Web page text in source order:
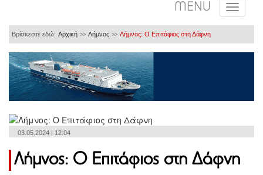
MENU
Βρίσκεστε εδώ: Αρχική >> Λήμνος >> Λήμνος: Ο Επιτάφιος στη Δάφνη
03.05.2024 | 12:04
Λήμνος: Ο Επιτάφιος στη Δάφνη